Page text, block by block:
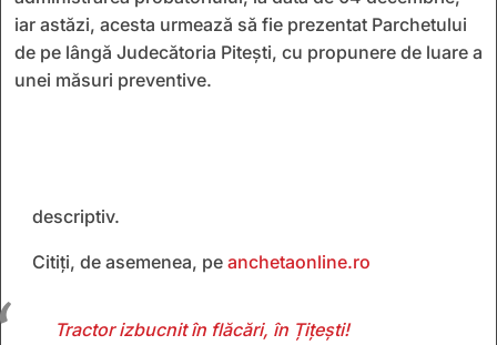
iar astăzi, acesta urmează să fie prezentat Parchetului
de pe lângă Judecătoria Pitești, cu propunere de luare a
unei măsuri preventive.
descriptiv.
Citiți, de asemenea, pe anchetaonline.ro
Tractor izbucnit în flăcări, în Țițești!